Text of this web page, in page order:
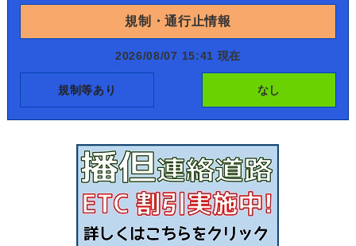
規制・通行止情報
2026/08/07 15:41 現在
規制等あり なし